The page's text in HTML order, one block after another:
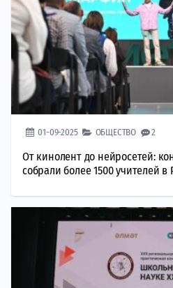
01-09-2025 ОБЩЕСТВО 2
От кинолент до нейросетей:
собрали более 1500 учителей в